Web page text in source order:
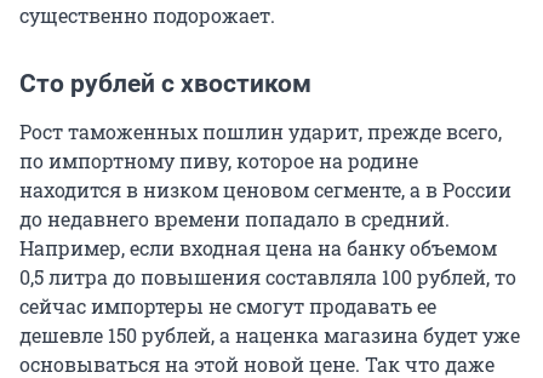
существенно подорожает.
Сто рублей с хвостиком
Рост таможенных пошлин ударит, прежде всего,
по импортному пиву, которое на родине
находится в низком ценовом сегменте, а в России
до недавнего времени попадало в средний.
Например, если входная цена на банку объемом
0,5 литра до повышения составляла 100 рублей, то
сейчас импортеры не смогут продавать ее
дешевле 150 рублей, а наценка магазина будет уже
основываться на этой новой цене. Так что даже